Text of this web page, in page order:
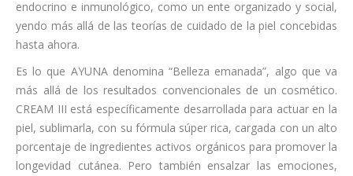
endocrino e inmunológico, como un ente organizado y social,
yendo más allá de las teorías de cuidado de la piel concebidas
hasta ahora.
Es lo que AYUNA denomina “Belleza emanada”, algo que va
más allá de los resultados convencionales de un cosmético.
CREAM III está específicamente desarrollada para actuar en la
piel, sublimarla, con su fórmula súper rica, cargada con un alto
porcentaje de ingredientes activos orgánicos para promover la
longevidad cutánea. Pero también ensalzar las emociones,